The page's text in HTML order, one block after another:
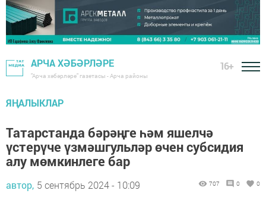
АРЧА ХӘБӘРЛӘРЕ
"Арча хәбәрләре" газетасы - Арча районы
16+
ЯҢАЛЫКЛАР
Татарстанда бәрәңге һәм яшелчә
үстерүче үзмәшгульләр өчен субсидия
алу мөмкинлеге бар
автор, 5 сентябрь 2024 - 10:09 707 0 0